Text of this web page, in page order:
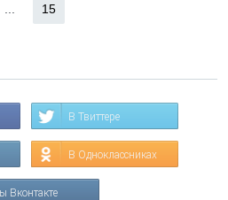
15
В Твиттере
В Одноклассниках
Вконтакте